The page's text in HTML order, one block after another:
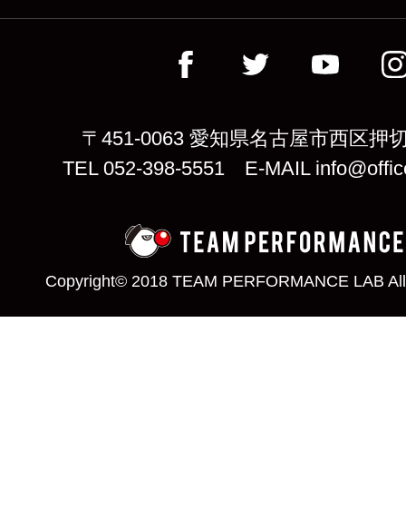
〒451-0063 愛知県名古屋市西区押
TEL 052-398-5551 E-MAIL
Copyright© 2018 TEAM PERFORMANCE LAB